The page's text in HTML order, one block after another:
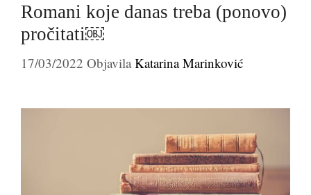
Romani koje danas treba (ponovo)
pročitati￼
17/03/2022 Objavila Katarina Marinković